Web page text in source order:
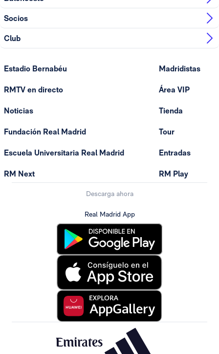
Socios
Club
Estadio Bernabéu
RMTV en directo
Noticias
Fundación Real Madrid
Escuela Universitaria Real Madrid
RM Next
Madridistas
Área VIP
Tienda
Tour
Entradas
RM Play
Descarga ahora
Real Madrid App